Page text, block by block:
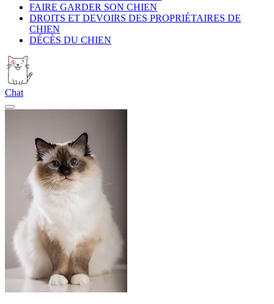
FAIRE GARDER SON CHIEN
DROITS ET DEVOIRS DES PROPRIÉTAIRES DE
CHIEN
DÉCÈS DU CHIEN
Chat